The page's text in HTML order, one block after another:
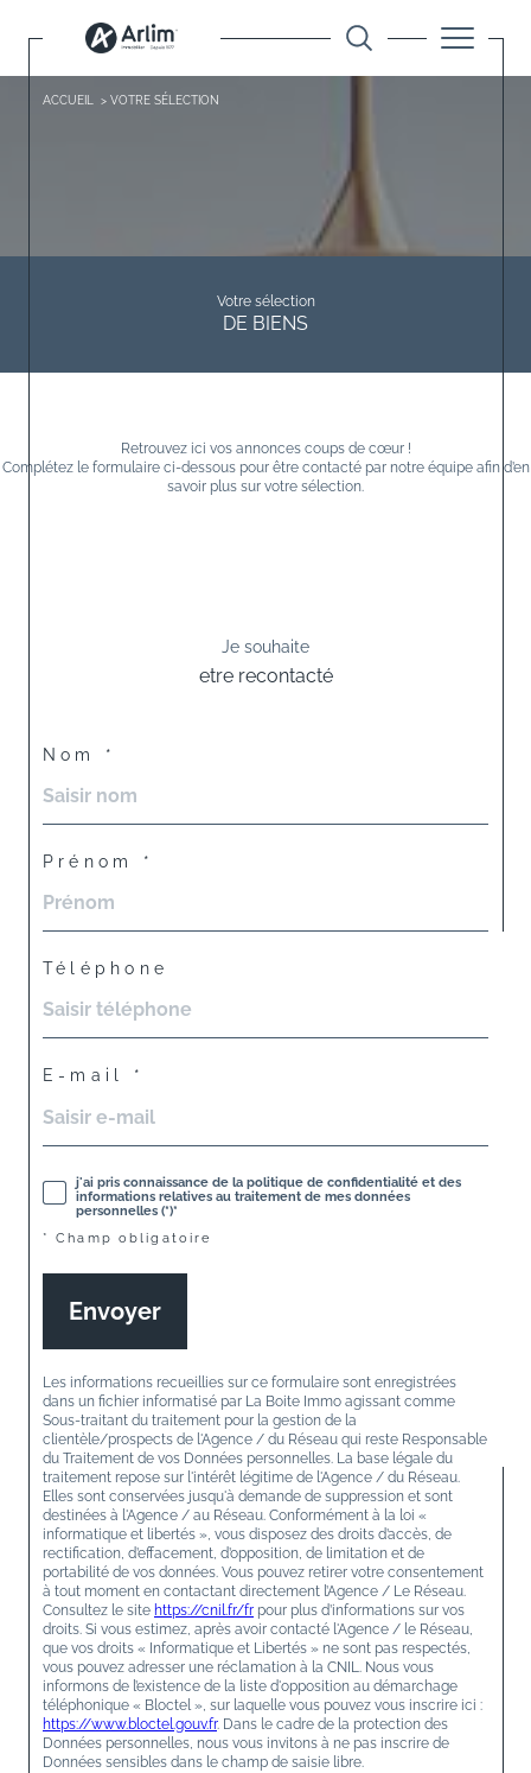
ACCUEIL VOTRE SÉLECTION
Votre sélection
DE BIENS
Retrouvez ici vos annonces coups de cœur !
Complétez le formulaire ci-dessous pour être contacté par notre équipe afin d’en
savoir plus sur votre sélection.
Je souhaite
etre recontacté
Nom *
Prénom *
Téléphone
E-mail *
j'ai pris connaissance de la politique de confidentialité et des
informations relatives au traitement de mes données
personnelles (*)*
* Champ obligatoire
Envoyer
Les informations recueillies sur ce formulaire sont enregistrées
dans un fichier informatisé par La Boite Immo agissant comme
Sous-traitant du traitement pour la gestion de la
clientèle/prospects de l'Agence / du Réseau qui reste Responsable
du Traitement de vos Données personnelles. La base légale du
traitement repose sur l'intérêt légitime de l'Agence / du Réseau.
Elles sont conservées jusqu'à demande de suppression et sont
destinées à l'Agence / au Réseau. Conformément à la loi «
informatique et libertés », vous disposez des droits d’accès, de
rectification, d’effacement, d’opposition, de limitation et de
portabilité de vos données. Vous pouvez retirer votre consentement
à tout moment en contactant directement l’Agence / Le Réseau.
Consultez le site https://cnil.fr/fr pour plus d’informations sur vos
droits. Si vous estimez, après avoir contacté l'Agence / le Réseau,
que vos droits « Informatique et Libertés » ne sont pas respectés,
vous pouvez adresser une réclamation à la CNIL. Nous vous
informons de l’existence de la liste d'opposition au démarchage
téléphonique « Bloctel », sur laquelle vous pouvez vous inscrire ici :
https://www.bloctel.gouv.fr. Dans le cadre de la protection des
Données personnelles, nous vous invitons à ne pas inscrire de
Données sensibles dans le champ de saisie libre.